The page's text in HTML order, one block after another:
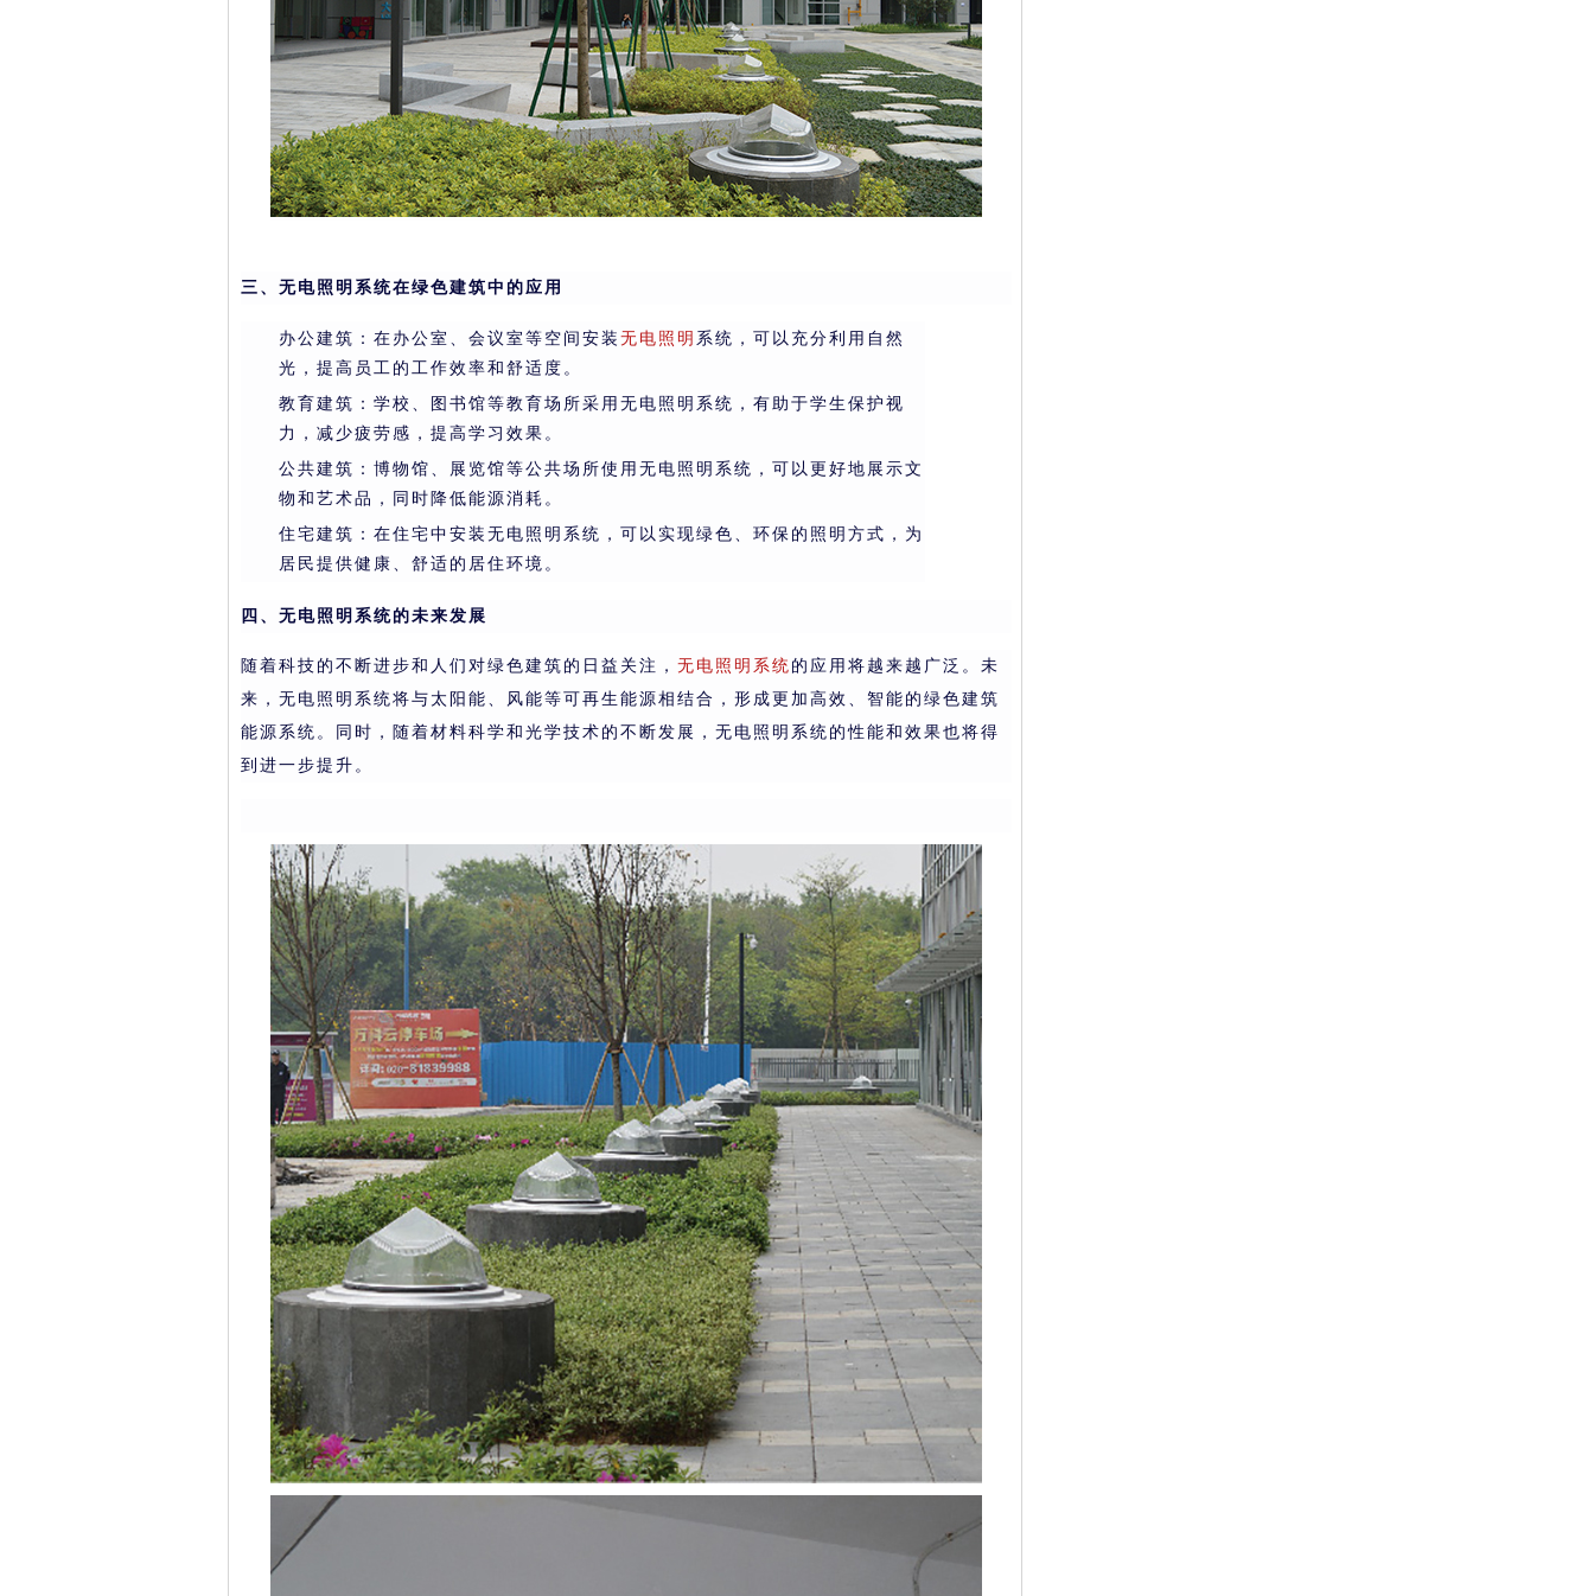
三、无电照明系统在绿色建筑中的应用
办公建筑：在办公室、会议室等空间安装 无电照明 系统，可以充分利用自然
光，提高员工的工作效率和舒适度。
教育建筑：学校、图书馆等教育场所采用无电照明系统，有助于学生保护视
力，减少疲劳感，提高学习效果。
公共建筑：博物馆、展览馆等公共场所使用无电照明系统，可以更好地展示文
物和艺术品，同时降低能源消耗。
住宅建筑：在住宅中安装无电照明系统，可以实现绿色、环保的照明方式，为
居民提供健康、舒适的居住环境。
四、无电照明系统的未来发展
随着科技的不断进步和人们对绿色建筑的日益关注， 无电照明系统 的应用将越来越广泛。未
来，无电照明系统将与太阳能、风能等可再生能源相结合，形成更加高效、智能的绿色建筑
能源系统。同时，随着材料科学和光学技术的不断发展，无电照明系统的性能和效果也将得
到进一步提升。